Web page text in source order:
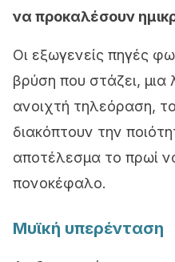
να προκαλέσουν
Οι εξωγενείς πηγές
βρύση που στάζει,
ανοιχτή τηλεόραση,
διακόπτουν την
αποτέλεσμα το πρωί
πονοκέφαλο.
Μυϊκή υπερένταση